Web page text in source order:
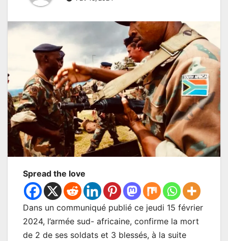
Spread the love
Dans un communiqué publié ce jeudi 15 février
2024, l’armée sud- africaine, confirme la mort
de 2 de ses soldats et 3 blessés, à la suite